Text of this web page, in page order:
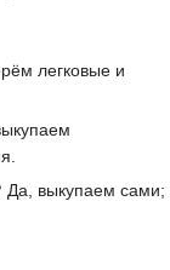
легковые и
Да, выкупаем сами;